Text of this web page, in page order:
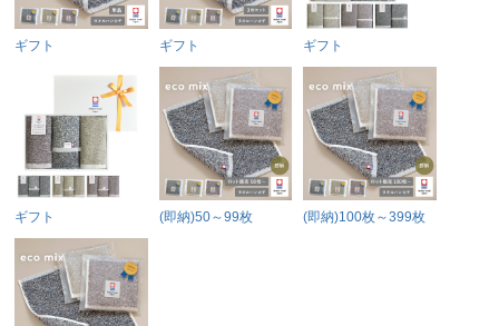
ギフト ギフト ギフト
ギフト (即納)50～99枚 (即納)100枚～399枚